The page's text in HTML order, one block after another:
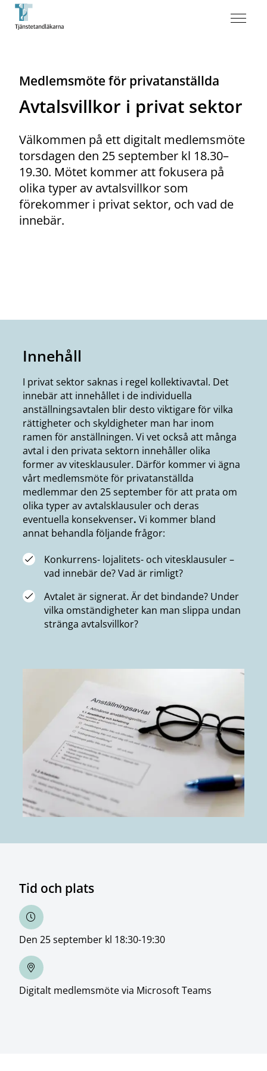
Medlemsmöte för privatanställda
Avtalsvillkor i privat sektor
Välkommen på ett digitalt medlemsmöte
torsdagen den 25 september kl 18.30–
19.30. Mötet kommer att fokusera på
olika typer av avtalsvillkor som
förekommer i privat sektor, och vad de
innebär.
Innehåll
I privat sektor saknas i regel kollektivavtal. Det
innebär att innehållet i de individuella
anställningsavtalen blir desto viktigare för vilka
rättigheter och skyldigheter man har inom
ramen för anställningen. Vi vet också att många
avtal i den privata sektorn innehåller olika
former av vitesklausuler. Därför kommer vi ägna
vårt medlemsmöte för privatanställda
medlemmar den 25 september för att prata om
olika typer av avtalsklausuler och deras
eventuella konsekvenser. Vi kommer bland
annat behandla följande frågor:
Konkurrens- lojalitets- och vitesklausuler –
vad innebär de? Vad är rimligt?
Avtalet är signerat. Är det bindande? Under
vilka omständigheter kan man slippa undan
stränga avtalsvillkor?
Tid och plats
Den 25 september kl 18:30-19:30
Digitalt medlemsmöte via Microsoft Teams